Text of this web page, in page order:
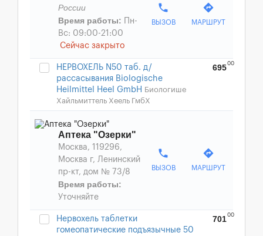
России
Время работы:
Пн-
Вс: 09:00-21:00
Сейчас закрыто
phone
ВЫЗОВ
directions
МАРШРУТ
НЕРВОХЕЛЬ N50 таб. д/
рассасывания Biologische
Heilmittel Heel GmbH Биологише
Хайльмиттель Хеель ГмбХ
69500
Аптека "Озерки"
Москва, 119296,
Москва г, Ленинский
пр-кт, дом № 73/8
Время работы:
Уточняйте
phone
ВЫЗОВ
directions
МАРШРУТ
Нервохель таблетки
гомеопатические подъязычные 50
70100